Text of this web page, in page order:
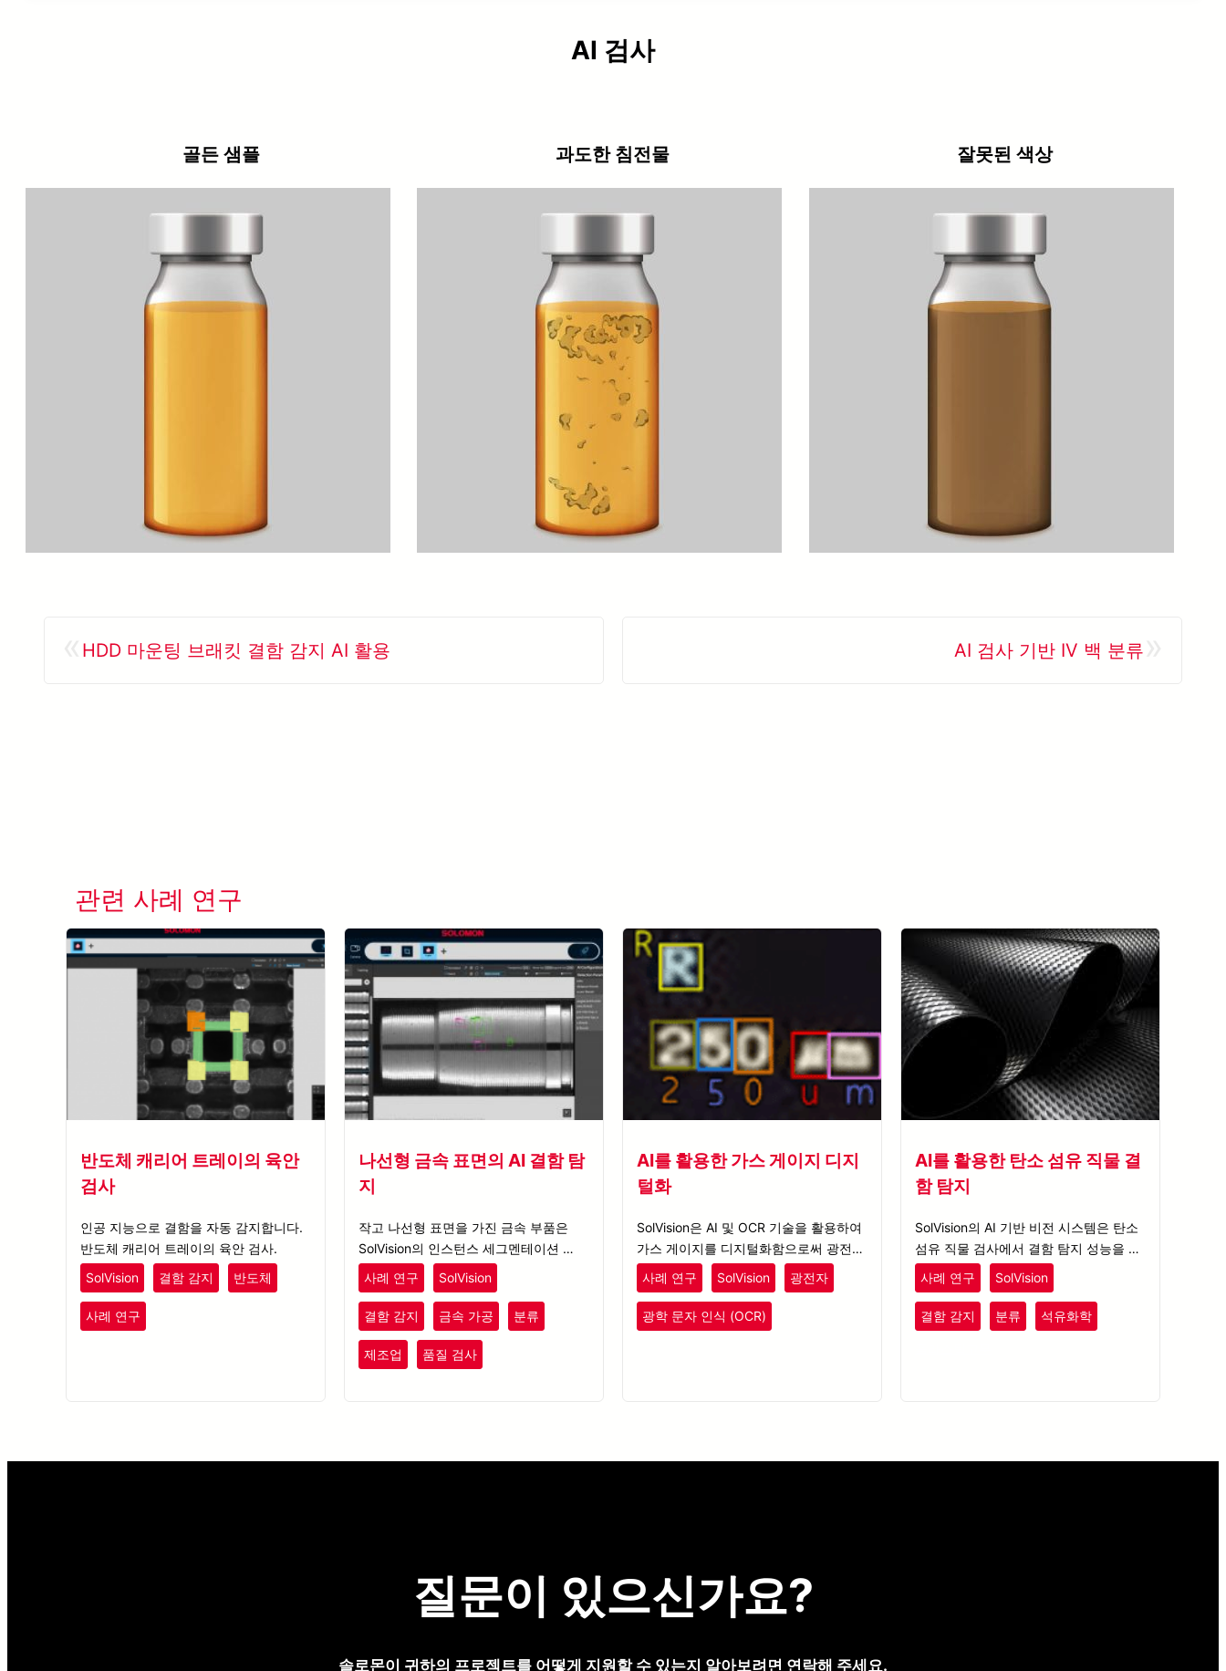
AI 검사
골든 샘플 과도한 침전물 잘못된 색상
HDD 마운팅 브래킷 결함 감지 AI 활용 AI 검사 기반 IV 백 분류
관련 사례 연구
반도체 캐리어 트레이의 육안
검사
인공 지능으로 결함을 자동 감지합니다.
반도체 캐리어 트레이의 육안 검사.
SolVision
결함 감지 반도체
사례 연구
나선형 금속 표면의 AI 결함 탐
지
작고 나선형 표면을 가진 금속 부품은
SolVision의 인스턴스 세그멘테이션 도구
를 사용하여 샘플 이미지에서 다양한 절
단 자국이나 충돌 결함을 학습한 후, 이러
한 미세한 결함을 인식할 수 있는 AI 모델
을 구축할 수 있습니다.
사례 연구 SolVision
결함 감지 금속 가공 분류
제조업 품질 검사
AI를 활용한 가스 게이지 디지
털화
SolVision은 AI 및 OCR 기술을 활용하여
가스 게이지를 디지털화함으로써 광전자
및 가스 모니터링 프로세스에서 효율성,
정확성 및 대응 속도를 향상시킵니다.
사례 연구 SolVision 광전자
광학 문자 인식 (OCR)
AI를 활용한 탄소 섬유 직물 결
함 탐지
SolVision의 AI 기반 비전 시스템은 탄소
섬유 직물 검사에서 결함 탐지 성능을 향
상시키며, 다양한 조명 조건에 적응하여
품질 관리를 개선합니다.
사례 연구 SolVision
결함 감지 분류 석유화학
질문이 있으신가요?
솔로몬이 귀하의 프로젝트를 어떻게 지원할 수 있는지 알아보려면 연락해 주세요.